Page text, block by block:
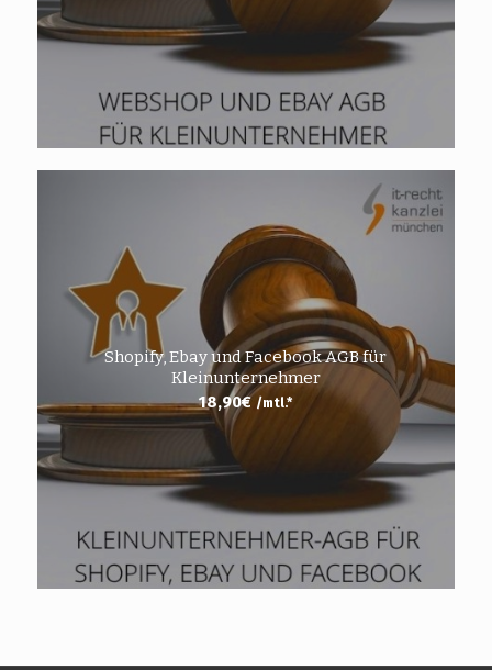
Shopify, Ebay und Facebook AGB für
Kleinunternehmer
18,90€ /mtl.*